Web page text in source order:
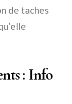
de taches
: Info